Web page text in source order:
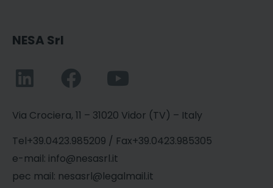
NESA Srl
Via Crociera, 11 – 31020 Vidor (TV) – Italy
Tel+39.0423.985209 / Fax+39.0423.985305
e-mail: info@nesasrl.it
pec mail: nesasrl@legalmail.it